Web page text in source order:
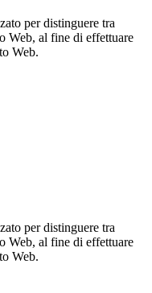
per distinguere tra
Web, al fine di effettuare
Web.
per distinguere tra
Web, al fine di effettuare
Web.